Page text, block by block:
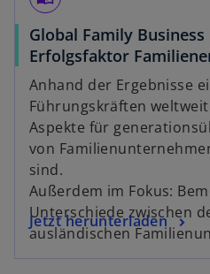
Global Family Business
Erfolgsfaktor
Anhand der Ergebnisse
Führungskräften
Aspekte für
von
sind.
Außerdem im Fokus:
Unterschiede zwischen
ausländischen
Jetzt herunterladen
o
p
e